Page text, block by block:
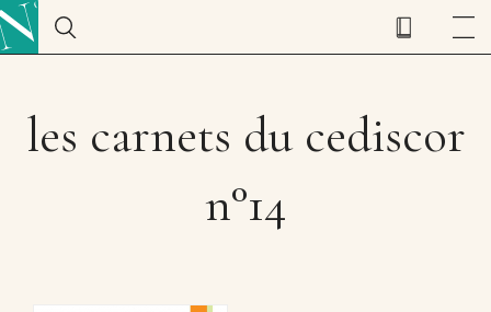
les carnets du cediscor
n°14